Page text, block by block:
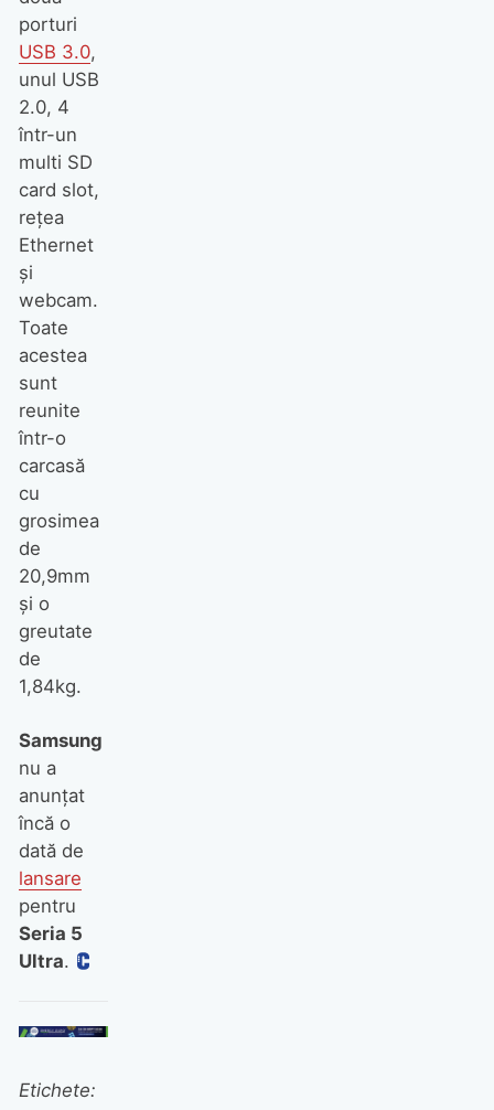
porturi
USB 3.0,
unul USB
2.0, 4
într-un
multi SD
card slot,
reţea
Ethernet
şi
webcam.
Toate
acestea
sunt
reunite
într-o
carcasă
cu
grosimea
de
20,9mm
şi o
greutate
de
1,84kg.
Samsung
nu a
anunţat
încă o
dată de
lansare
pentru
Seria 5
Ultra.
Etichete: